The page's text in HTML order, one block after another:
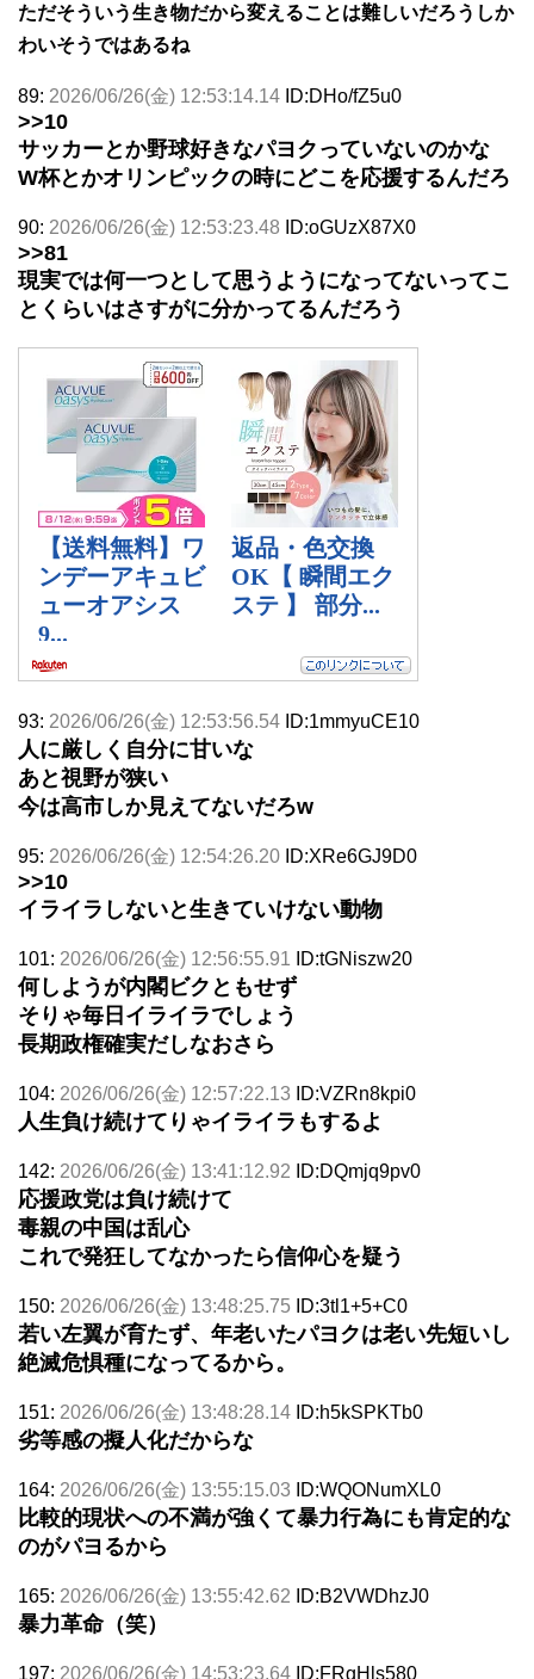
ただそういう生き物だから変えることは難しいだろうしか
わいそうではあるね
89: 2026/06/26(金) 12:53:14.14 ID:DHo/fZ5u0
>>10
サッカーとか野球好きなパヨクっていないのかな
W杯とかオリンピックの時にどこを応援するんだろ
90: 2026/06/26(金) 12:53:23.48 ID:oGUzX87X0
>>81
現実では何一つとして思うようになってないってこ
とくらいはさすがに分かってるんだろう
93: 2026/06/26(金) 12:53:56.54 ID:1mmyuCE10
人に厳しく自分に甘いな
あと視野が狭い
今は高市しか見えてないだろw
95: 2026/06/26(金) 12:54:26.20 ID:XRe6GJ9D0
>>10
イライラしないと生きていけない動物
101: 2026/06/26(金) 12:56:55.91 ID:tGNiszw20
何しようが内閣ビクともせず
そりゃ毎日イライラでしょう
長期政権確実だしなおさら
104: 2026/06/26(金) 12:57:22.13 ID:VZRn8kpi0
人生負け続けてりゃイライラもするよ
142: 2026/06/26(金) 13:41:12.92 ID:DQmjq9pv0
応援政党は負け続けて
毒親の中国は乱心
これで発狂してなかったら信仰心を疑う
150: 2026/06/26(金) 13:48:25.75 ID:3tl1+5+C0
若い左翼が育たず、年老いたパヨクは老い先短いし
絶滅危惧種になってるから。
151: 2026/06/26(金) 13:48:28.14 ID:h5kSPKTb0
劣等感の擬人化だからな
164: 2026/06/26(金) 13:55:15.03 ID:WQONumXL0
比較的現状への不満が強くて暴力行為にも肯定的な
のがパヨるから
165: 2026/06/26(金) 13:55:42.62 ID:B2VWDhzJ0
暴力革命（笑）
197: 2026/06/26(金) 14:53:23.64 ID:FRgHls580